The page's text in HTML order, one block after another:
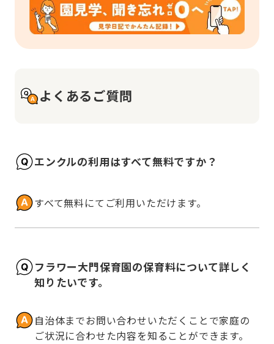
よくあるご質問
エンクルの利用はすべて無料ですか？
すべて無料にてご利用いただけます。
フラワー大門保育園の保育料について詳しく
知りたいです。
自治体までお問い合わせいただくことで家庭の
ご状況に合わせた内容を知ることができます。